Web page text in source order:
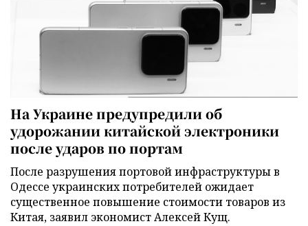
На Украине предупредили об
удорожании китайской электроники
после ударов по портам
После разрушения портовой инфраструктуры в
Одессе украинских потребителей ожидает
существенное повышение стоимости товаров из
Китая, заявил экономист Алексей Кущ.